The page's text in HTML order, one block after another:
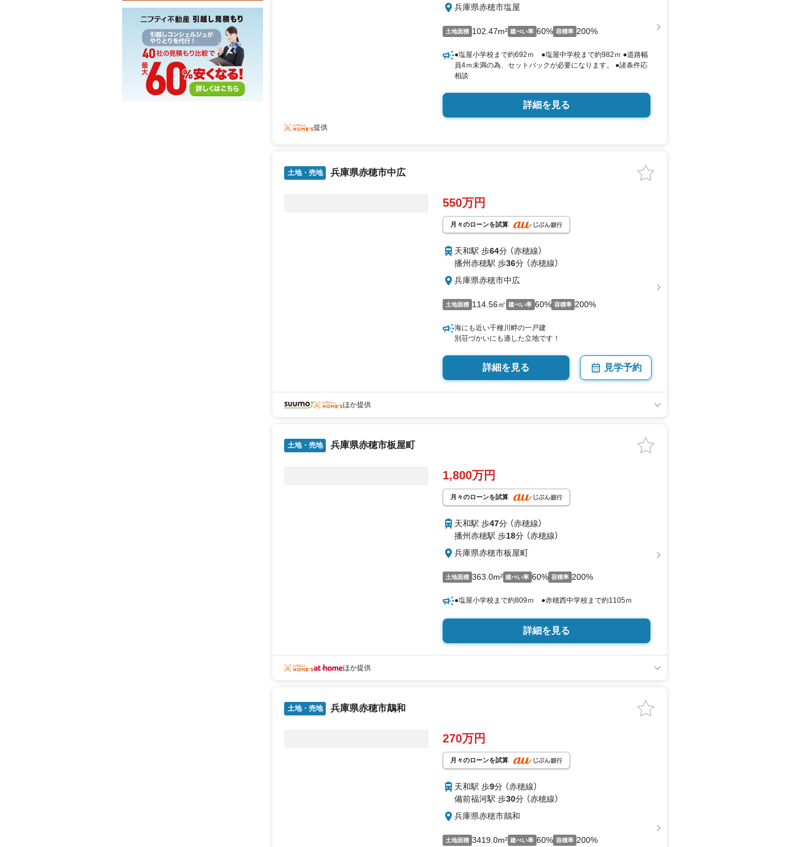
兵庫県赤穂市塩屋
土地面積 102.47m² 建ぺい率 60% 容積率 200%
●塩屋小学校まで約692ｍ ●塩屋中学校まで約982ｍ ●道路幅
員4ｍ未満の為、セットバックが必要になります。 ●諸条件応
相談
詳細を見る
提供
土地・売地 兵庫県赤穂市中広
550万円
月々のローンを試算
天和駅 歩64分 （赤穂線）
播州赤穂駅 歩36分 （赤穂線）
兵庫県赤穂市中広
土地面積 114.56㎡ 建ぺい率 60% 容積率 200%
海にも近い千種川畔の一戸建
別荘づかいにも適した立地です！
詳細を見る 見学予約
ほか提供
土地・売地 兵庫県赤穂市板屋町
1,800万円
月々のローンを試算
天和駅 歩47分 （赤穂線）
播州赤穂駅 歩18分 （赤穂線）
兵庫県赤穂市板屋町
土地面積 363.0m² 建ぺい率 60% 容積率 200%
●塩屋小学校まで約809ｍ ●赤穂西中学校まで約1105ｍ
詳細を見る
ほか提供
土地・売地 兵庫県赤穂市鷏和
270万円
月々のローンを試算
天和駅 歩9分 （赤穂線）
備前福河駅 歩30分 （赤穂線）
兵庫県赤穂市鷏和
土地面積 3419.0m² 建ぺい率 60% 容積率 200%